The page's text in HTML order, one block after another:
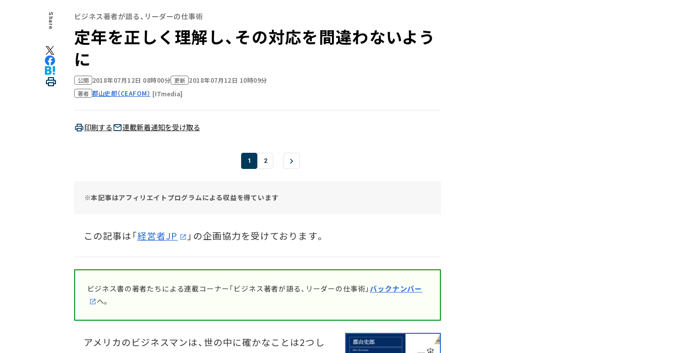
Share ビジネス著者が語る、リーダーの仕事術
定年を正しく理解し、その対応を間違わないよう
に
公開 2018年07月12日 08時00分 更新 2018年07月12日 10時09分
著者 郡山史郎（CEAFOM） [ITmedia]
印刷する 連載新着通知を受け取る
1 2
※本記事はアフィリエイトプログラムによる収益を得ています
この記事は「経営者JP 」の企画協力を受けております。
ビジネス書の著者たちによる連載コーナー「ビジネス著者が語る、リーダーの仕事術」バックナンバー
へ。
アメリカのビジネスマンは、世の中に確かなことは2つし